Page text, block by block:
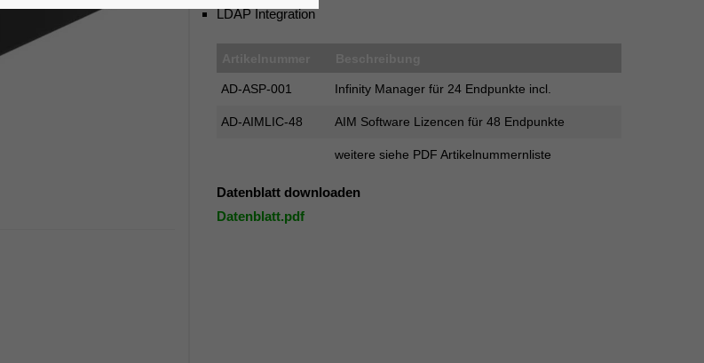
LDAP Integration
AD-ASP-001 Infinity Manager für 24 Endpunkte incl.
AD-AIMLIC-48 AIM Software Lizencen für 48 Endpunkte
weitere siehe PDF Artikelnummernliste
Datenblatt downloaden
Datenblatt.pdf